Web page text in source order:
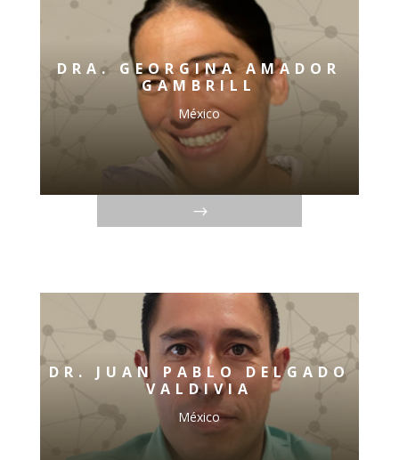
DRA. GEORGINA AMADOR
GAMBRILL
México
DR. JUAN PABLO DELGADO
VALDIVIA
México